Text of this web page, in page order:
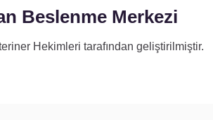
Beslenme Merkezi
Hekimleri tarafından geliştirilmiştir.